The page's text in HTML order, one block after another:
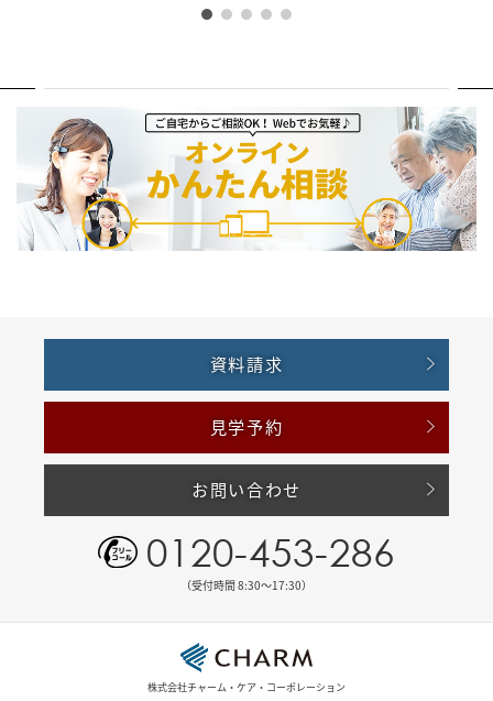
資料請求
見学予約
お問い合わせ
0120-453-286
（受付時間 8:30〜17:30）
株式会社チャーム・ケア・コーポレーション